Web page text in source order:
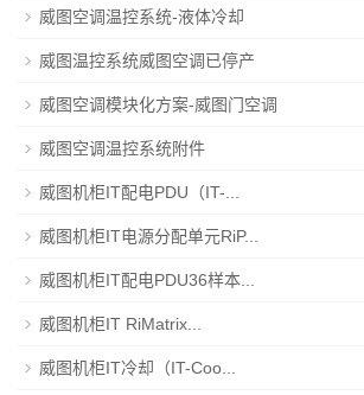
威图空调温控系统-液体冷却
威图温控系统威图空调已停产
威图空调模块化方案-威图门空调
威图空调温控系统附件
威图机柜IT配电PDU（IT-...
威图机柜IT电源分配单元RiP...
威图机柜IT配电PDU36样本...
威图机柜IT RiMatrix...
威图机柜IT冷却（IT-Coo...